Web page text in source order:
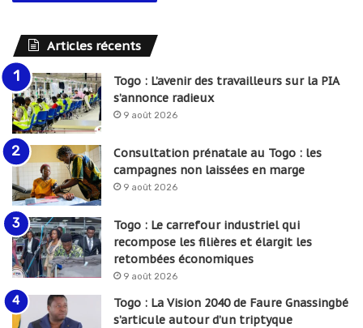
Articles récents
Togo : L’avenir des travailleurs sur la PIA
s’annonce radieux
9 août 2026
Consultation prénatale au Togo : les
campagnes non laissées en marge
9 août 2026
Togo : Le carrefour industriel qui
recompose les filières et élargit les
retombées économiques
9 août 2026
Togo : La Vision 2040 de Faure Gnassingbé
s’articule autour d’un triptyque